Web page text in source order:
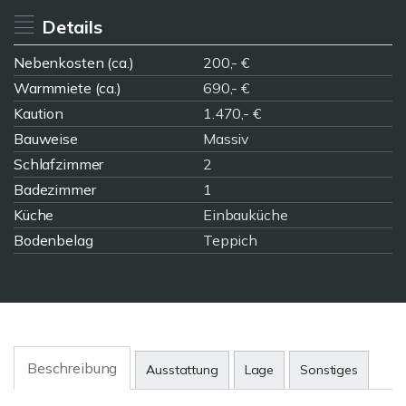
Details
Nebenkosten (ca.)
200,- €
Warmmiete (ca.)
690,- €
Kaution
1.470,- €
Bauweise
Massiv
Schlafzimmer
2
Badezimmer
1
Küche
Einbauküche
Bodenbelag
Teppich
Beschreibung Ausstattung Lage Sonstiges